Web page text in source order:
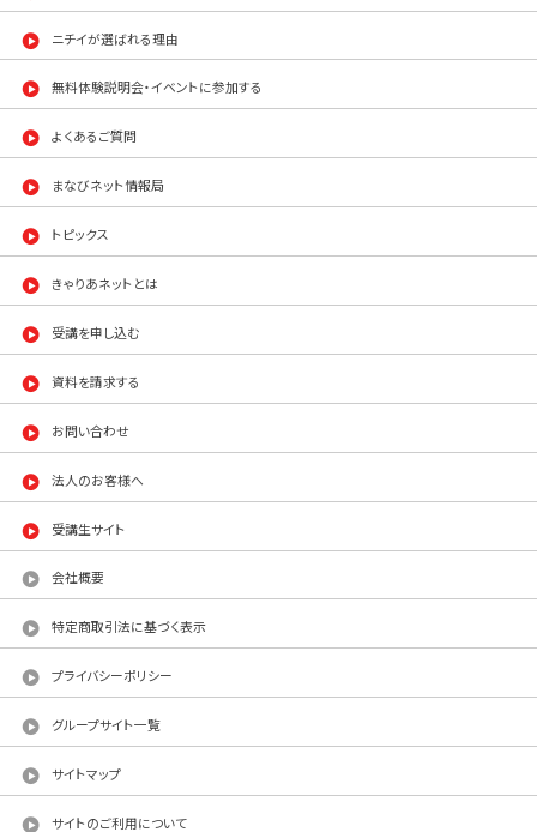
ニチイが選ばれる理由
無料体験説明会・イベントに参加する
よくあるご質問
まなびネット情報局
トピックス
きゃりあネットとは
受講を申し込む
資料を請求する
お問い合わせ
法人のお客様へ
受講生サイト
会社概要
特定商取引法に基づく表示
プライバシーポリシー
グループサイト一覧
サイトマップ
サイトのご利用について